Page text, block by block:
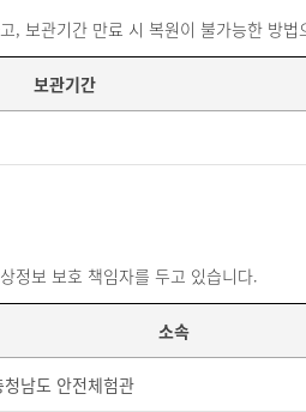
보관기간 만료 시 복원이 불가능한 방
보관기간
정보 보호 책임자를 두고 있습니다.
소속
청남도 안전체험관